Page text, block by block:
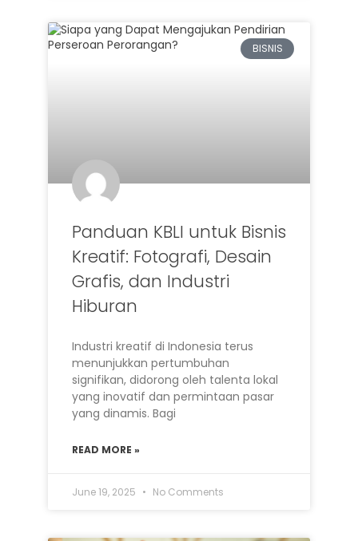
BISNIS
Panduan KBLI untuk Bisnis
Kreatif: Fotografi, Desain
Grafis, dan Industri
Hiburan
Industri kreatif di Indonesia terus
menunjukkan pertumbuhan
signifikan, didorong oleh talenta lokal
yang inovatif dan permintaan pasar
yang dinamis. Bagi
READ MORE »
June 19, 2025 No Comments